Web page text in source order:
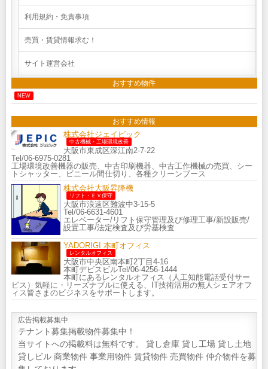
利用規約・免責事項
売買・賃貸情報求む！
サイト運営会社
おすすめ物件
NEW
おすすめ情報
株式会社ジェイピック
中古機械・工場環境改善
大阪市東成区深江南2-7-22
Tel/06-6975-0281
工場環境改善機器の販売、中古印刷機器、中古工作機械の売買、シー
トシャッター、ビニール間仕切り、各種クリーンブース
株式会社大阪昇降機
リフト・ＥＶ保守
大阪市浪速区難波中3-15-5
Tel/06-6631-4601
エレベーター/リフト保守管理及び修理工事/新設販売/
設置工事/法定検査及び労基検査
YADORIGI 本町オフィス
レンタルオフィス
大阪市中央区南本町2丁目4-16
本町デビスビルTel/06-4256-1444
本町にあるレンタルオフィス（人工知能電話受付サー
ビス）気軽に・リーズナブルに使える、IT技術活用の無人シェアオフ
ィス皆さまのビジネスをサポートします。
広告掲載募集中
テナント募集掲載物件募集中！
当サイトへの掲載料は無料です。 貸し倉庫 貸し工場 貸し土地
貸しビル 商業物件 事業用物件 賃貸物件 売買物件 仲介物件を募